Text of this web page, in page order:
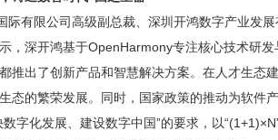
限公司高级副总裁、深圳开鸿数字产业发展
，深开鸿基于OpenHarmony专注核心技术研
推出了创新产品和智慧解决方案。在人才生态
态的繁荣发展。同时，国家政策的推动为软件
字化发展、建设数字中国”的要求，以